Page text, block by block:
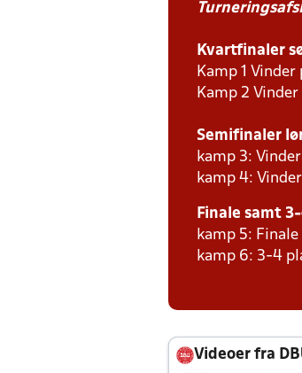
Kvartfinaler
Kamp 1
Kamp 2
Semifinaler
kamp 3:
kamp 4:
Finale samt
kamp 5:
kamp 6: 3-4
Videoer fra